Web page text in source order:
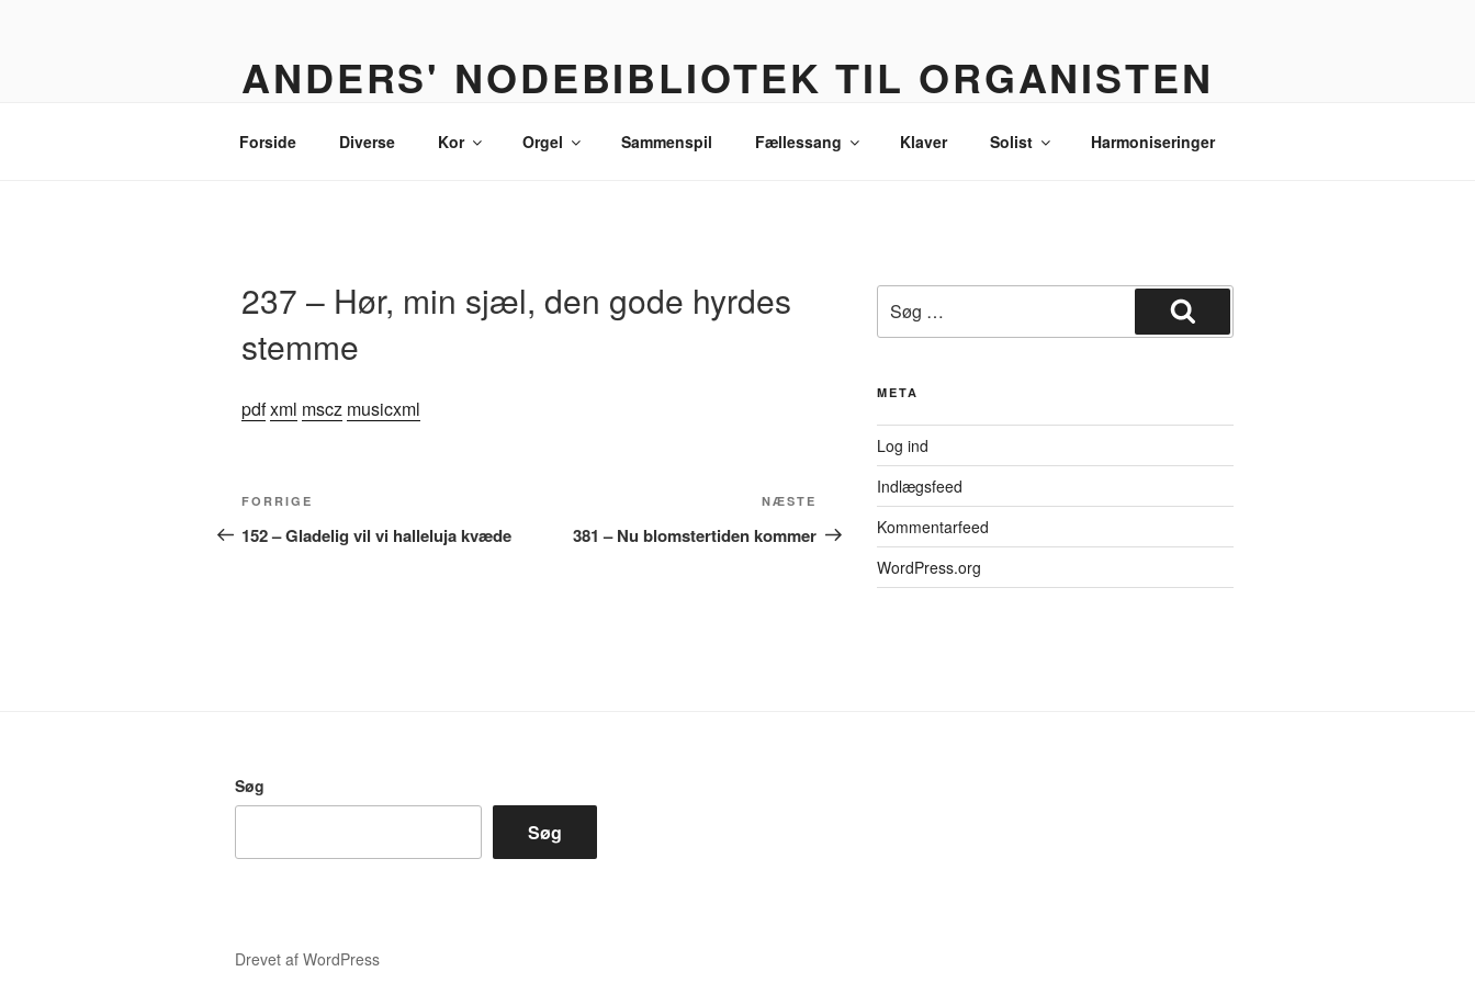
ANDERS' NODEBIBLIOTEK TIL ORGANISTEN
Forside Diverse Kor Orgel Sammenspil Fællessang Klaver Solist Harmoniseringer
237 – Hør, min sjæl, den gode hyrdes
stemme
pdfxml mscz musicxml
Indlægsnavigation
Forrige
indlæg
FORRIGE
152 – Gladelig vil vi halleluja kvæde
indlæg
NÆSTE
381 – Nu blomstertiden kommer
efter:
Søg
META
Log ind
Indlægsfeed
Kommentarfeed
WordPress.org
Søg
Søg
Drevet af WordPress